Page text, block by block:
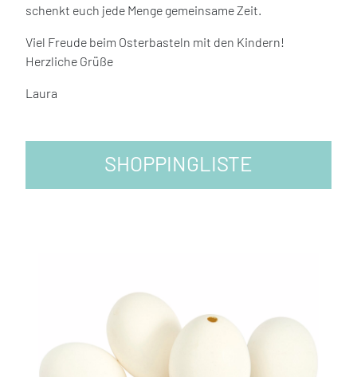
schenkt euch jede Menge gemeinsame Zeit.
Viel Freude beim Osterbasteln mit den Kindern!
Herzliche Grüße
Laura
SHOPPINGLISTE